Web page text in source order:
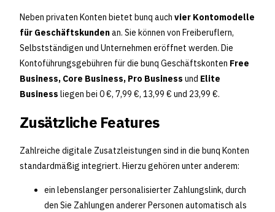
Neben privaten Konten bietet bunq auch vier Kontomodelle
für Geschäftskundenan. Sie können von Freiberuflern,
Selbstständigen und Unternehmen eröffnet werden. Die
Kontoführungsgebühren für die bunq Geschäftskonten Free
Business, Core Business, Pro Business und Elite
Business liegen bei 0 €, 7,99 €, 13,99 € und 23,99 €.
Zusätzliche Features
Zahlreiche digitale Zusatzleistungen sind in die bunq Konten
standardmäßig integriert. Hierzu gehören unter anderem:
ein lebenslanger personalisierter Zahlungslink, durch
den Sie Zahlungen anderer Personen automatisch als